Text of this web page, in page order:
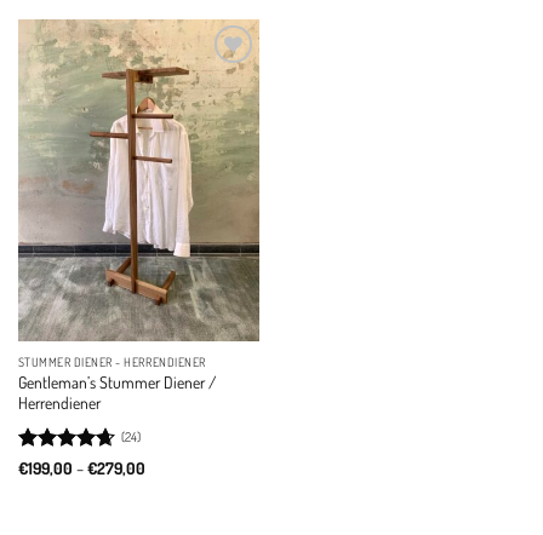
Add to
wishlist
STUMMER DIENER - HERRENDIENER
Gentleman’s Stummer Diener /
Herrendiener
Rated 4.67
(24)
€199,00 –€279,00Price